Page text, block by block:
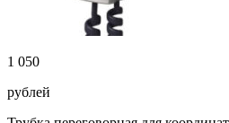
1 050
рублей